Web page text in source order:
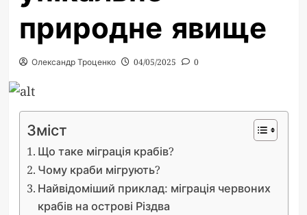
природне явище
Олександр Троценко 04/05/2025 0
Зміст
Що таке міграція крабів?
Чому краби мігрують?
Найвідоміший приклад: міграція червоних
крабів на острові Різдва